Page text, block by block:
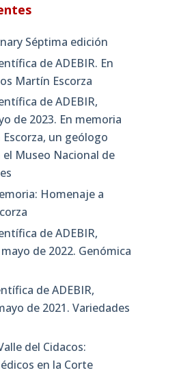
Séptima edición
de ADEBIR. En
Martín Escorza
de ADEBIR,
de 2023. En memoria
un geólogo
Museo Nacional de
Homenaje a
de ADEBIR,
de 2022. Genómica
de ADEBIR,
de 2021. Variedades
del Cidacos:
en la Corte